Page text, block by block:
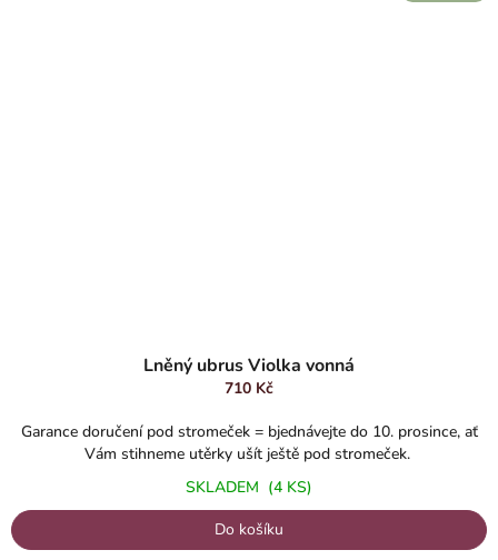
Lněný ubrus Violka vonná
710 Kč
Garance doručení pod stromeček = bjednávejte do 10. prosince, ať
Vám stihneme utěrky ušít ještě pod stromeček.
SKLADEM (4 KS)
Do košíku